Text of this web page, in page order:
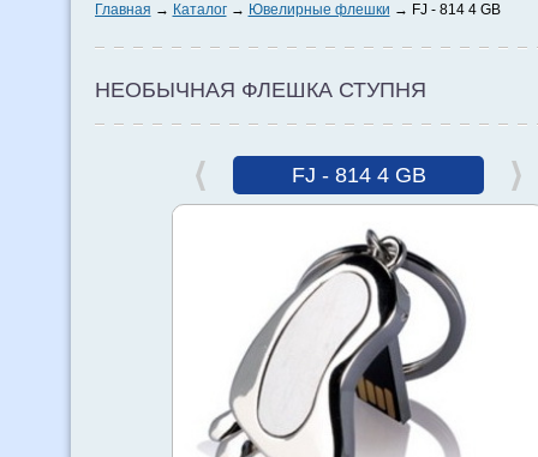
Главная Каталог Ювелирные флешки FJ - 814 4 GB
НЕОБЫЧНАЯ ФЛЕШКА СТУПНЯ
FJ - 814 4 GB